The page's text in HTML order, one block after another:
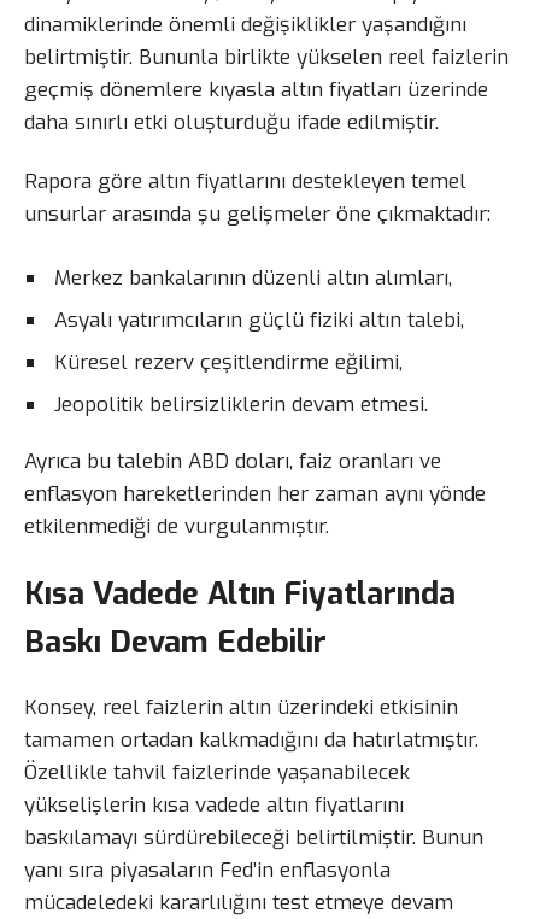
dinamiklerinde önemli değişiklikler yaşandığını
belirtmiştir. Bununla birlikte yükselen reel faizlerin
geçmiş dönemlere kıyasla altın fiyatları üzerinde
daha sınırlı etki oluşturduğu ifade edilmiştir.
Rapora göre altın fiyatlarını destekleyen temel
unsurlar arasında şu gelişmeler öne çıkmaktadır:
Merkez bankalarının düzenli altın alımları,
Asyalı yatırımcıların güçlü fiziki altın talebi,
Küresel rezerv çeşitlendirme eğilimi,
Jeopolitik belirsizliklerin devam etmesi.
Ayrıca bu talebin ABD doları, faiz oranları ve
enflasyon hareketlerinden her zaman aynı yönde
etkilenmediği de vurgulanmıştır.
Kısa Vadede Altın Fiyatlarında
Baskı Devam Edebilir
Konsey, reel faizlerin altın üzerindeki etkisinin
tamamen ortadan kalkmadığını da hatırlatmıştır.
Özellikle tahvil faizlerinde yaşanabilecek
yükselişlerin kısa vadede altın fiyatlarını
baskılamayı sürdürebileceği belirtilmiştir. Bunun
yanı sıra piyasaların Fed’in enflasyonla
mücadeledeki kararlılığını test etmeye devam